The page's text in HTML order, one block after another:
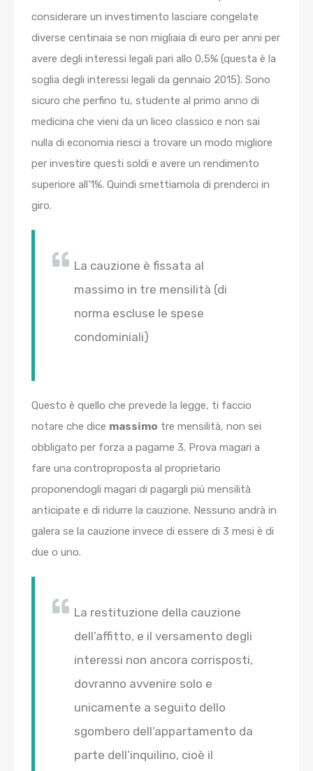
considerare un investimento lasciare congelate
diverse centinaia se non migliaia di euro per anni per
avere degli interessi legali pari allo 0,5% (questa è la
soglia degli interessi legali da gennaio 2015). Sono
sicuro che perfino tu, studente al primo anno di
medicina che vieni da un liceo classico e non sai
nulla di economia riesci a trovare un modo migliore
per investire questi soldi e avere un rendimento
superiore all’1%. Quindi smettiamola di prenderci in
giro.
La cauzione è fissata al
massimo in tre mensilità (di
norma escluse le spese
condominiali)
Questo è quello che prevede la legge, ti faccio
notare che dice massimo tre mensilità, non sei
obbligato per forza a pagarne 3. Prova magari a
fare una controproposta al proprietario
proponendogli magari di pagargli più mensilità
anticipate e di ridurre la cauzione. Nessuno andrà in
galera se la cauzione invece di essere di 3 mesi è di
due o uno.
La restituzione della cauzione
dell’affitto, e il versamento degli
interessi non ancora corrisposti,
dovranno avvenire solo e
unicamente a seguito dello
sgombero dell’appartamento da
parte dell’inquilino, cioè il